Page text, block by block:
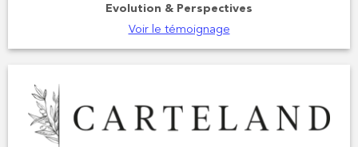
Evolution & Perspectives
Voir le témoignage